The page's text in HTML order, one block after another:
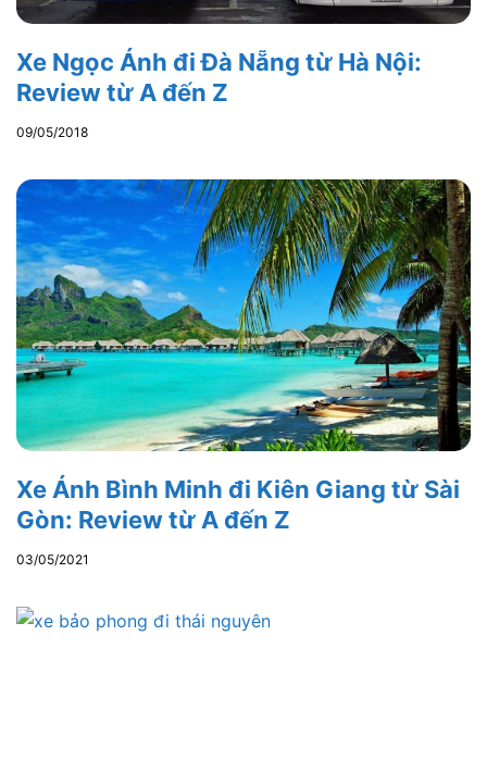
Xe Ngọc Ánh đi Đà Nẵng từ Hà Nội:
Review từ A đến Z
09/05/2018
Xe Ánh Bình Minh đi Kiên Giang từ Sài
Gòn: Review từ A đến Z
03/05/2021